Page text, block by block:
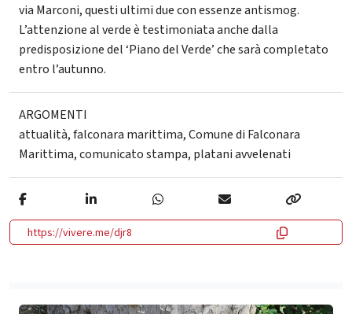
via Marconi, questi ultimi due con essenze antismog.
L’attenzione al verde è testimoniata anche dalla
predisposizione del ‘Piano del Verde’ che sarà completato
entro l’autunno.
ARGOMENTI
attualità,falconara marittima,Comune di Falconara
Marittima,comunicato stampa, platani avvelenati
https://vivere.me/djr8